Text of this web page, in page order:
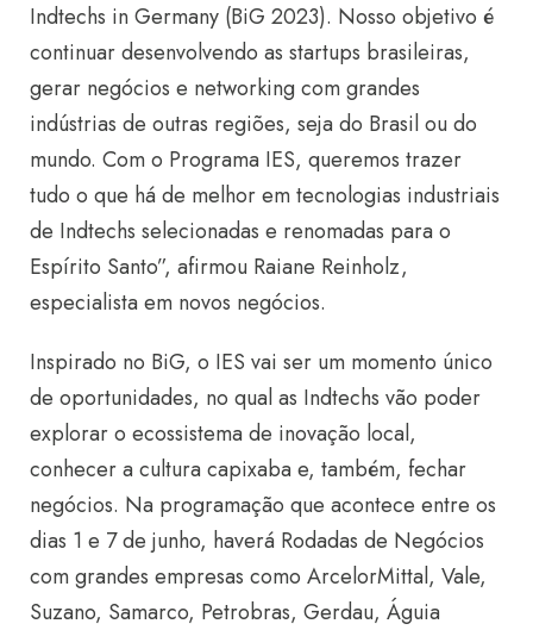
Indtechs in Germany (BiG 2023). Nosso objetivo é
continuar desenvolvendo as startups brasileiras,
gerar negócios e networking com grandes
indústrias de outras regiões, seja do Brasil ou do
mundo. Com o Programa IES, queremos trazer
tudo o que há de melhor em tecnologias industriais
de Indtechs selecionadas e renomadas para o
Espírito Santo”, afirmou Raiane Reinholz,
especialista em novos negócios.
Inspirado no BiG, o IES vai ser um momento único
de oportunidades, no qual as Indtechs vão poder
explorar o ecossistema de inovação local,
conhecer a cultura capixaba e, também, fechar
negócios. Na programação que acontece entre os
dias 1 e 7 de junho, haverá Rodadas de Negócios
com grandes empresas como ArcelorMittal, Vale,
Suzano, Samarco, Petrobras, Gerdau, Águia